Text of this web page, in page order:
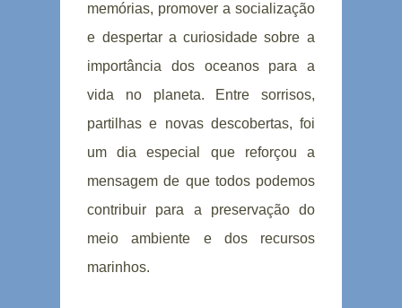
memórias, promover a socialização
e despertar a curiosidade sobre a
importância dos oceanos para a
vida no planeta. Entre sorrisos,
partilhas e novas descobertas, foi
um dia especial que reforçou a
mensagem de que todos podemos
contribuir para a preservação do
meio ambiente e dos recursos
marinhos.